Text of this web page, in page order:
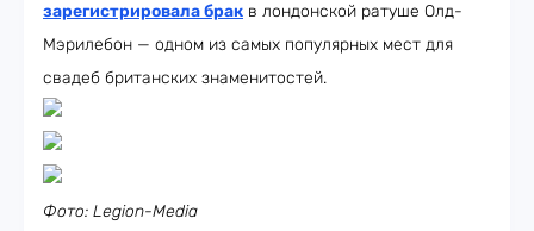
зарегистрировала брак в лондонской ратуше Олд-
Мэрилебон — одном из самых популярных мест для
свадеб британских знаменитостей.
Фото: Legion-Media